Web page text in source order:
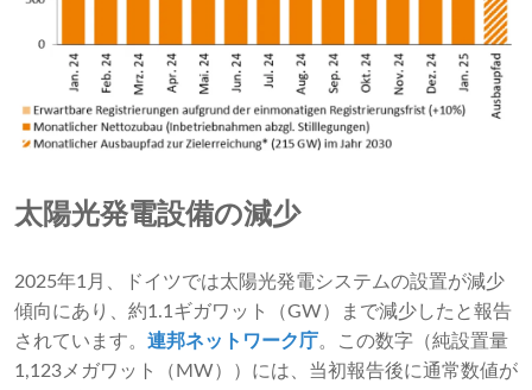
太陽光発電設備の減少
2025年1月、ドイツでは太陽光発電システムの設置が減少
傾向にあり、約1.1ギガワット（GW）まで減少したと報告
されています。 連邦ネットワーク庁。この数字（純設置量
1,123メガワット（MW））には、当初報告後に通常数値が